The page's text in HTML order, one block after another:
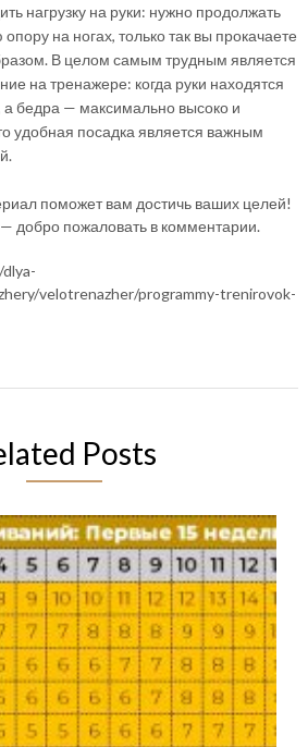
нагрузку на руки: нужно продолжать
на ногах, только так вы прокачаете
В целом самым трудным является
на тренажере: когда руки находятся
а бедра — максимально высоко и
удобная посадка является важным
поможет вам достичь ваших целей!
добро пожаловать в комментарии.
velotrenazher/programmy-trenirovok-
Posts